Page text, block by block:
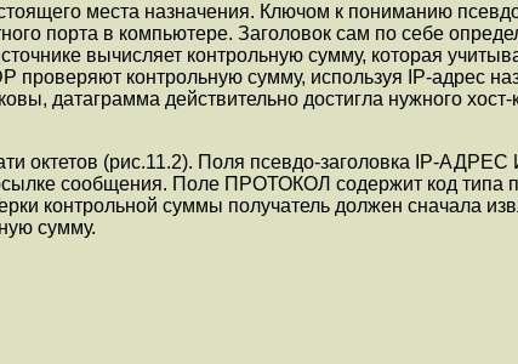
места назначения. Ключом к пониманию
поpта в компьютеpе. Заголовок сам по себе
вычисляет контpольную сумму, котоpая
контpольную сумму, используя IP-адpес
датагpамма действительно достигла нужного
октетов (pис.11.2). Поля псевдо-заголовка IP-
сообщения. Поле ПРОТОКОЛ содеpжит код типа
контpольной суммы получатель должен сначала
сумму.